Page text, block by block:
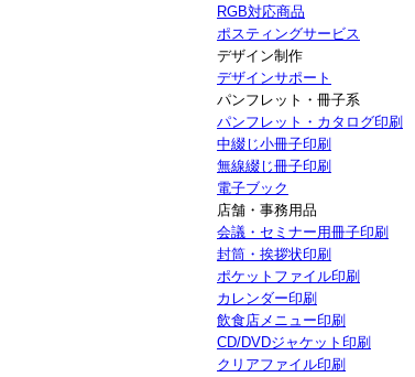
RGB対応商品
ポスティングサービス
デザイン制作
デザインサポート
パンフレット・冊子系
パンフレット・カタログ印刷
中綴じ小冊子印刷
無線綴じ冊子印刷
電子ブック
店舗・事務用品
会議・セミナー用冊子印刷
封筒・挨拶状印刷
ポケットファイル印刷
カレンダー印刷
飲食店メニュー印刷
CD/DVDジャケット印刷
クリアファイル印刷